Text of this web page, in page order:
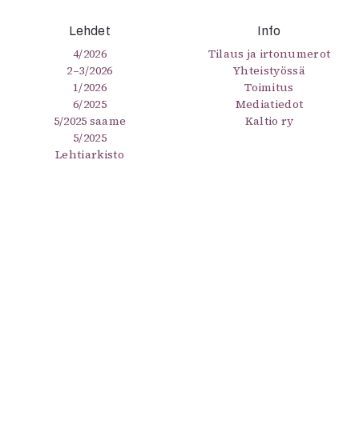
Lehdet
4/2026
2–3/2026
1/2026
6/2025
5/2025 saame
5/2025
Lehtiarkisto
Info
Tilaus ja irtonumerot
Yhteistyössä
Toimitus
Mediatiedot
Kaltio ry